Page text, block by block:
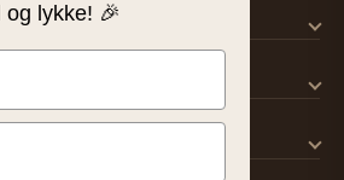
og lykke! 🎉